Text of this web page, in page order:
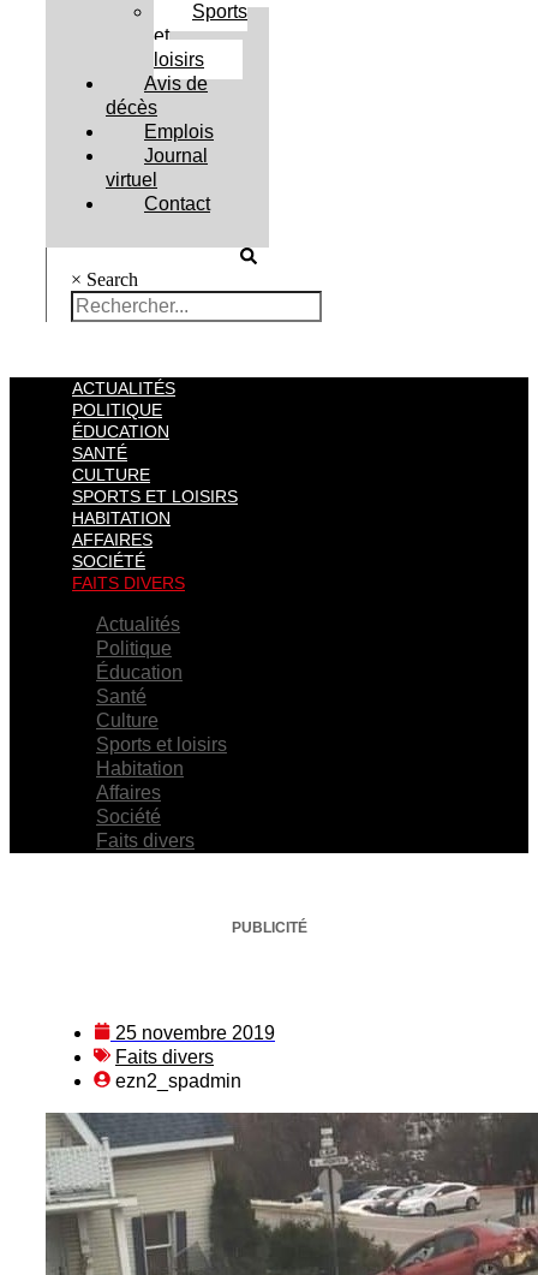
Sports
et
loisirs
Avis de
décès
Emplois
Journal
virtuel
Contact
× Search
ACTUALITÉS
POLITIQUE
ÉDUCATION
SANTÉ
CULTURE
SPORTS ET LOISIRS
HABITATION
AFFAIRES
SOCIÉTÉ
FAITS DIVERS
Actualités
Politique
Éducation
Santé
Culture
Sports et loisirs
Habitation
Affaires
Société
Faits divers
PUBLICITÉ
25 novembre 2019
Faits divers
ezn2_spadmin